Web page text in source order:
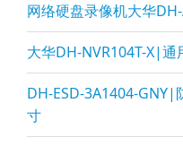
网络硬盘录像机大华
大华DH-NVR104T-X|通
DH-ESD-3A1404-GNY|
寸